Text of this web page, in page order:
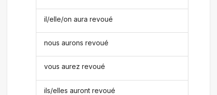
il/elle/on aura revoué
nous aurons revoué
vous aurez revoué
ils/elles auront revoué